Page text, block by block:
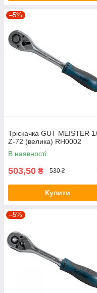
–5%
Тріскачка GUT MEISTER
Z-72 (велика) RH0002
В наявності
503,50 ₴ 530 ₴
Купити
–5%